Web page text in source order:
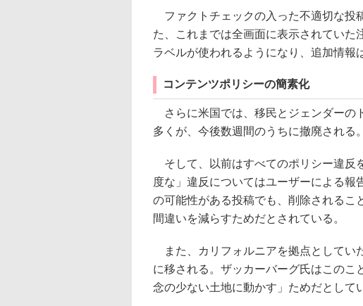
ファクトチェックの入った不適切な投
た、これまでは全画面に表示されていた
ラベルが使われるようになり、追加情報
コンテンツポリシーの簡素化
さらに米国では、移民とジェンダーの
多くが、今後数週間のうちに撤廃される。
そして、以前はすべてのポリシー違反
度な」違反についてはユーザーによる報
の可能性がある投稿でも、削除されるこ
間違いを減らすためだとされている。
また、カリフォルニアを拠点としてい
に移される。ザッカーバーグ氏はこの
念の少ない土地に動かす」ためだとして